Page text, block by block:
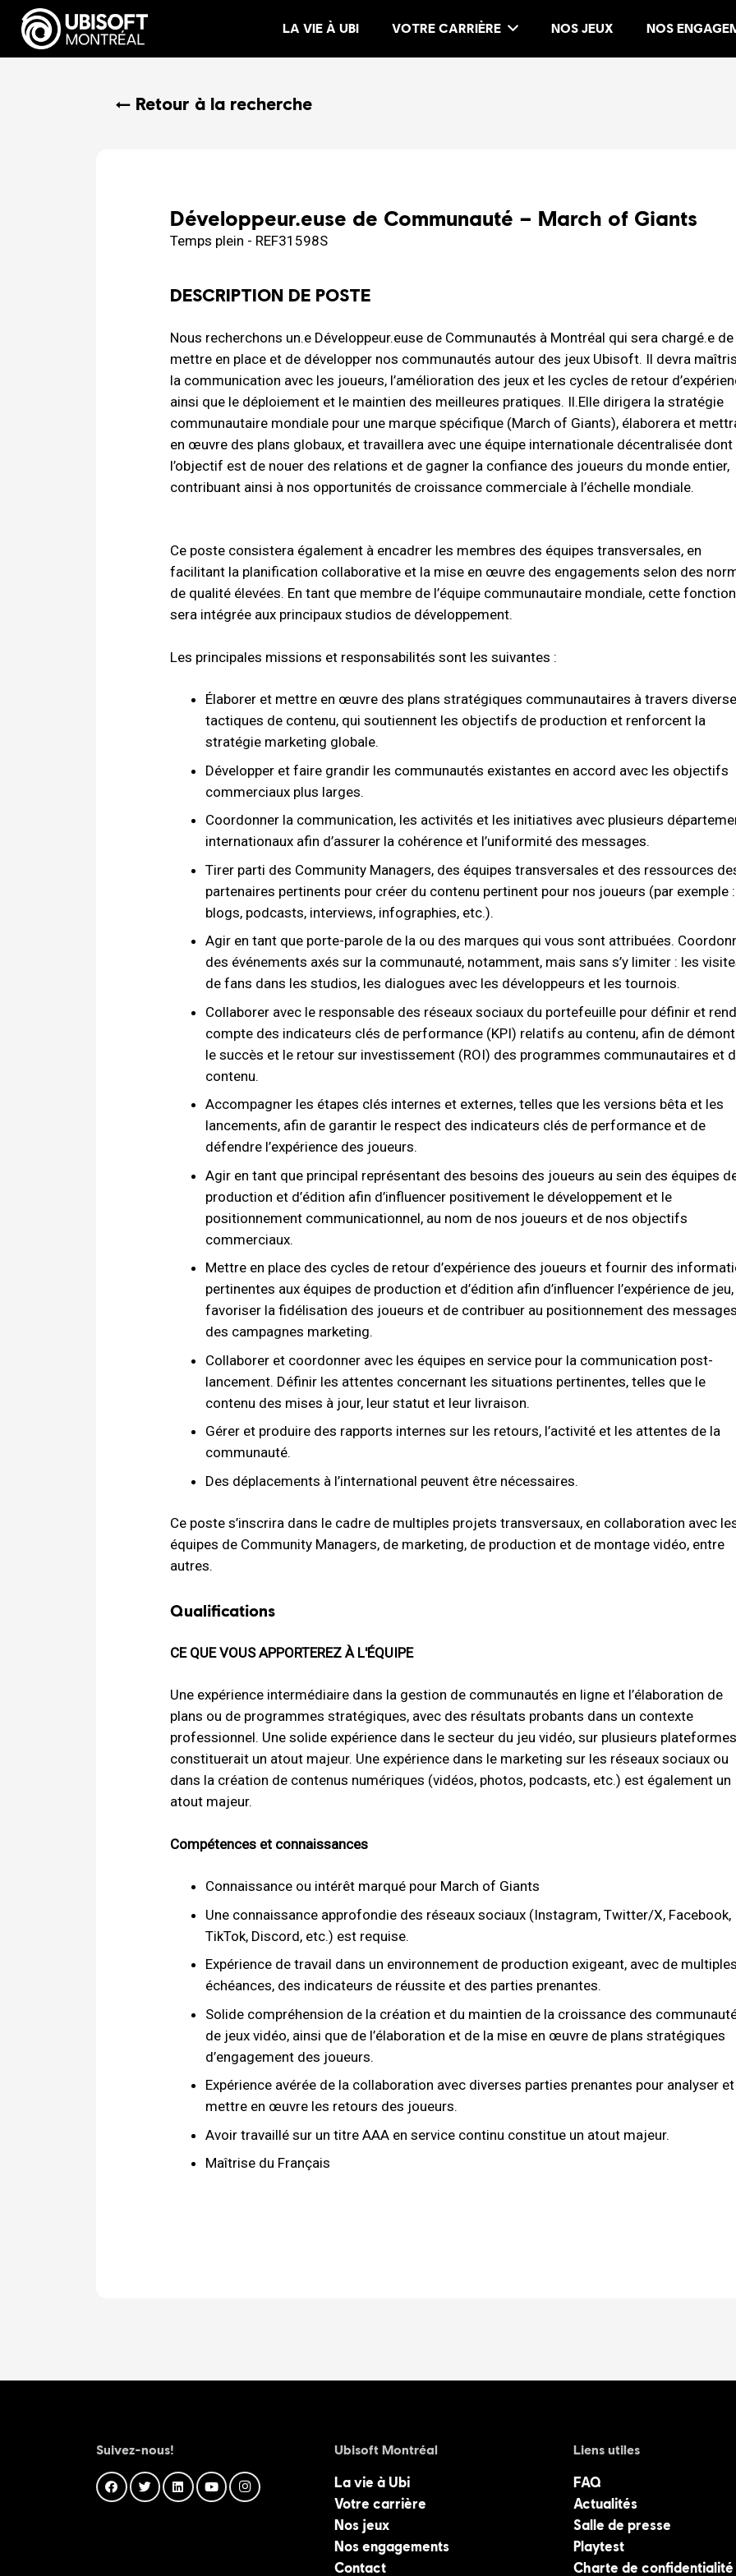
LA VIE À UBI VOTRE CARRIÈRE NOS JEUX NOS
← Retour à la recherche
Développeur.euse de Communauté – March of Giants
Temps plein - REF31598S
DESCRIPTION DE POSTE
Nous recherchons un.e Développeur.euse de Communautés à Montréal qui sera chargé.e de
mettre en place et de développer nos communautés autour des jeux Ubisoft. Il devra
la communication avec les joueurs, l’amélioration des jeux et les cycles de retour
ainsi que le déploiement et le maintien des meilleures pratiques. Il.Elle dirigera la stratégie
communautaire mondiale pour une marque spécifique (March of Giants), élaborera et
en œuvre des plans globaux, et travaillera avec une équipe internationale décentralisée dont
l’objectif est de nouer des relations et de gagner la confiance des joueurs du monde entier,
contribuant ainsi à nos opportunités de croissance commerciale à l’échelle mondiale.
Ce poste consistera également à encadrer les membres des équipes transversales, en
facilitant la planification collaborative et la mise en œuvre des engagements selon des
de qualité élevées. En tant que membre de l’équipe communautaire mondiale, cette fonction
sera intégrée aux principaux studios de développement.
Les principales missions et responsabilités sont les suivantes :
Élaborer et mettre en œuvre des plans stratégiques communautaires à travers
tactiques de contenu, qui soutiennent les objectifs de production et renforcent la
stratégie marketing globale.
Développer et faire grandir les communautés existantes en accord avec les objectifs
commerciaux plus larges.
Coordonner la communication, les activités et les initiatives avec plusieurs
internationaux afin d’assurer la cohérence et l’uniformité des messages.
Tirer parti des Community Managers, des équipes transversales et des ressources
partenaires pertinents pour créer du contenu pertinent pour nos joueurs (par exemple :
blogs, podcasts, interviews, infographies, etc.).
Agir en tant que porte-parole de la ou des marques qui vous sont attribuées.
des événements axés sur la communauté, notamment, mais sans s’y limiter : les
de fans dans les studios, les dialogues avec les développeurs et les tournois.
Collaborer avec le responsable des réseaux sociaux du portefeuille pour définir et
compte des indicateurs clés de performance (KPI) relatifs au contenu, afin de
le succès et le retour sur investissement (ROI) des programmes communautaires et
contenu.
Accompagner les étapes clés internes et externes, telles que les versions bêta et les
lancements, afin de garantir le respect des indicateurs clés de performance et de
défendre l’expérience des joueurs.
Agir en tant que principal représentant des besoins des joueurs au sein des équipes
production et d’édition afin d’influencer positivement le développement et le
positionnement communicationnel, au nom de nos joueurs et de nos objectifs
commerciaux.
Mettre en place des cycles de retour d’expérience des joueurs et fournir des
pertinentes aux équipes de production et d’édition afin d’influencer l’expérience de
favoriser la fidélisation des joueurs et de contribuer au positionnement des
des campagnes marketing.
Collaborer et coordonner avec les équipes en service pour la communication post-
lancement. Définir les attentes concernant les situations pertinentes, telles que le
contenu des mises à jour, leur statut et leur livraison.
Gérer et produire des rapports internes sur les retours, l’activité et les attentes de la
communauté.
Des déplacements à l’international peuvent être nécessaires.
Ce poste s’inscrira dans le cadre de multiples projets transversaux, en collaboration avec
équipes de Community Managers, de marketing, de production et de montage vidéo, entre
autres.
Qualifications
CE QUE VOUS APPORTEREZ À L'ÉQUIPE
Une expérience intermédiaire dans la gestion de communautés en ligne et l’élaboration de
plans ou de programmes stratégiques, avec des résultats probants dans un contexte
professionnel. Une solide expérience dans le secteur du jeu vidéo, sur plusieurs
constituerait un atout majeur. Une expérience dans le marketing sur les réseaux sociaux ou
dans la création de contenus numériques (vidéos, photos, podcasts, etc.) est également un
atout majeur.
Compétences et connaissances
Connaissance ou intérêt marqué pour March of Giants
Une connaissance approfondie des réseaux sociaux (Instagram, Twitter/X, Facebook,
TikTok, Discord, etc.) est requise.
Expérience de travail dans un environnement de production exigeant, avec de
échéances, des indicateurs de réussite et des parties prenantes.
Solide compréhension de la création et du maintien de la croissance des
de jeux vidéo, ainsi que de l’élaboration et de la mise en œuvre de plans stratégiques
d’engagement des joueurs.
Expérience avérée de la collaboration avec diverses parties prenantes pour analyser et
mettre en œuvre les retours des joueurs.
Avoir travaillé sur un titre AAA en service continu constitue un atout majeur.
Maîtrise du Français
Suivez-nous! Ubisoft Montréal
La vie à Ubi
Votre carrière
Nos jeux
Nos engagements
Contact
Liens utiles
FAQ
Actualités
Salle de presse
Playtest
Charte de confidentialité